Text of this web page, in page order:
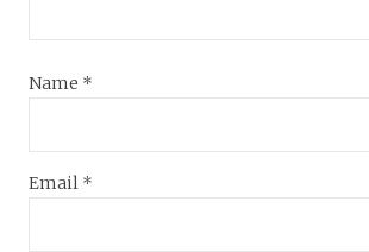
Name *
Email *